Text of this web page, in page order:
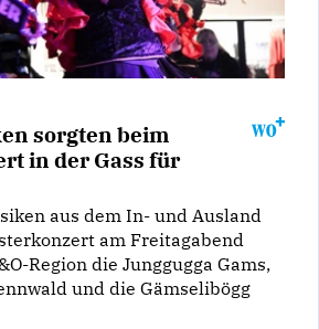
sorgten beim
in der Gass für
aus dem In- und Ausland
am Freitagabend
Region die Junggugga Gams,
und die Gämselibögg